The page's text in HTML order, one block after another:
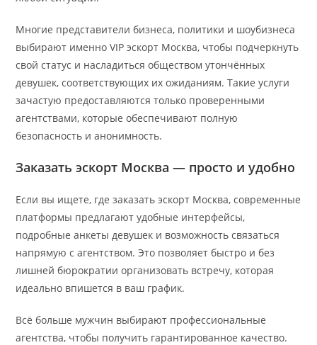
Многие представители бизнеса, политики и шоубизнеса
выбирают именно VIP эскорт Москва, чтобы подчеркнуть
свой статус и насладиться обществом утончённых
девушек, соответствующих их ожиданиям. Такие услуги
зачастую предоставляются только проверенными
агентствами, которые обеспечивают полную
безопасность и анонимность.
Заказать эскорт Москва — просто и удобно
Если вы ищете, где заказать эскорт Москва, современные
платформы предлагают удобные интерфейсы,
подробные анкеты девушек и возможность связаться
напрямую с агентством. Это позволяет быстро и без
лишней бюрократии организовать встречу, которая
идеально впишется в ваш график.
Всё больше мужчин выбирают профессиональные
агентства, чтобы получить гарантированное качество.